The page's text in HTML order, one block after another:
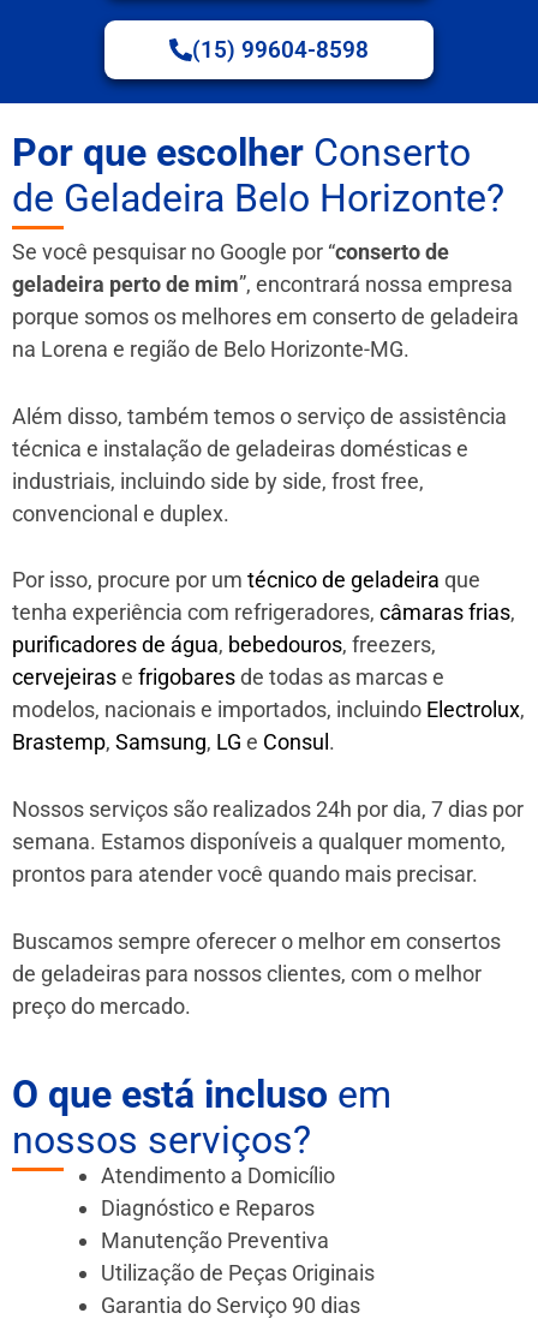
(15) 99604-8598
Por que escolher Conserto
de Geladeira Belo Horizonte?
Se você pesquisar no Google por “conserto de
geladeira perto de mim”, encontrará nossa empresa
porque somos os melhores em conserto de geladeira
na Lorena e região de Belo Horizonte-MG.
Além disso, também temos o serviço de assistência
técnica e instalação de geladeiras domésticas e
industriais, incluindo side by side, frost free,
convencional e duplex.
Por isso, procure por um técnico de geladeira que
tenha experiência com refrigeradores, câmaras frias,
purificadores de água, bebedouros, freezers,
cervejeirase frigobaresde todas as marcas e
modelos, nacionais e importados, incluindo Electrolux,
Brastemp, Samsung, LG e Consul .
Nossos serviços são realizados 24h por dia, 7 dias por
semana. Estamos disponíveis a qualquer momento,
prontos para atender você quando mais precisar.
Buscamos sempre oferecer o melhor em consertos
de geladeiras para nossos clientes, com o melhor
preço do mercado.
O que está incluso em
nossos serviços?
Atendimento a Domicílio
Diagnóstico e Reparos
Manutenção Preventiva
Utilização de Peças Originais
Garantia do Serviço 90 dias